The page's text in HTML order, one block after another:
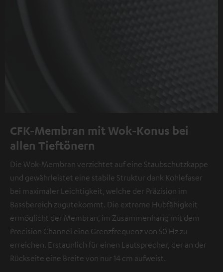
CFK-Membran mit Wok-Konus bei
allen Tieftönern
Die Wok-Membran verzichtet auf eine Staubschutzkappe
und gewährleistet eine stabile Struktur dank Kohlefaser
bei maximaler Leichtigkeit, welche der Präzision im
Bassbereich zugutekommt. Die extreme Hubfähigkeit
ermöglicht der Membran, im Zusammenhang mit dem
Precision Channel eine Grenzfrequenz von 50 Hz zu
erreichen. Erstaunlich für einen Lautsprecher, der an der
Rückseite eine Breite von nur 14 cm aufweist.